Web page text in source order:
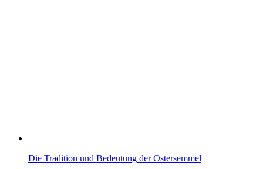
Die Tradition und Bedeutung der Ostersemmel